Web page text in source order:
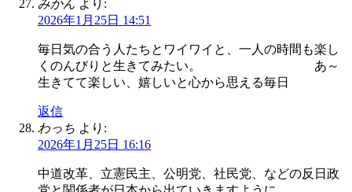
みかん より:
2026年1月25日 14:51
毎日気の合う人たちとワイワイと、一人の時間も楽し
くのんびりと生きてみたい。 あ～
生きてて楽しい、嬉しいと心から思える毎日
返信
わっち より:
2026年1月25日 16:16
中道改革、立憲民主、公明党、社民党、などの反日政